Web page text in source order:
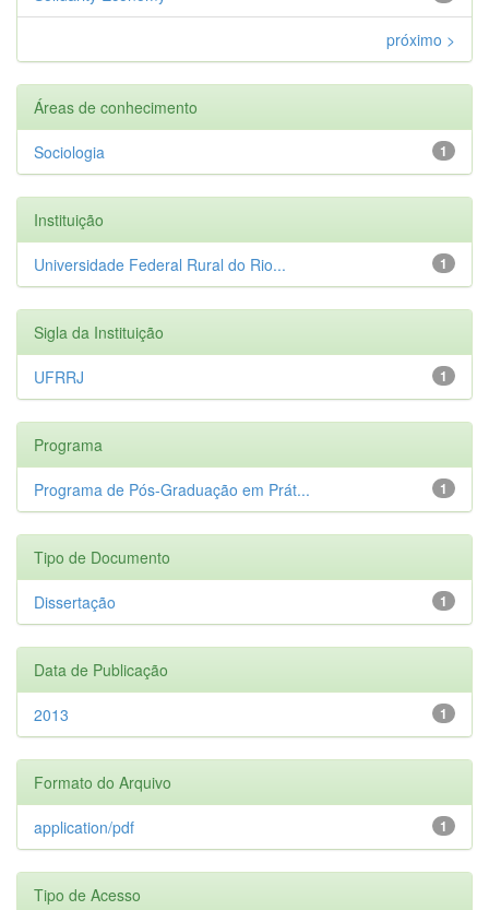
próximo >
Áreas de conhecimento
1
Sociologia
Instituição
1
Universidade Federal Rural do Rio...
Sigla da Instituição
1
UFRRJ
Programa
1
Programa de Pós-Graduação em Prát...
Tipo de Documento
1
Dissertação
Data de Publicação
1
2013
Formato do Arquivo
1
application/pdf
Tipo de Acesso